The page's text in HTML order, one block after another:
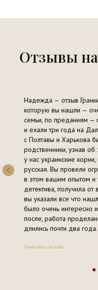
Отзывы
Надежда — отзыв
которую вы нашли —
семьи, по преданиям —
и ехали три года на
с Полтавы и Харькова
родственники, узнав
у нас украинские
русская. Вы провели
в этом вашим опытом и
детектива, получила
вы указали все что
было очень интересно
после, работа
длились почти два
Оригинал отзыва